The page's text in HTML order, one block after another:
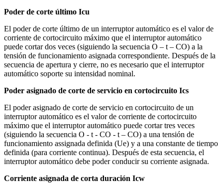
Poder de corte último Icu
El poder de corte último de un interruptor automático es el valor de
corriente de cortocircuito máximo que el interruptor automático
puede cortar dos veces (siguiendo la secuencia O – t – CO) a la
tensión de funcionamiento asignada correspondiente. Después de la
secuencia de apertura y cierre, no es necesario que el interruptor
automático soporte su intensidad nominal.
Poder asignado de corte de servicio en cortocircuito Ics
El poder asignado de corte de servicio en cortocircuito de un
interruptor automático es el valor de corriente de cortocircuito
máximo que el interruptor automático puede cortar tres veces
(siguiendo la secuencia O - t - CO - t – CO) a una tensión de
funcionamiento assignada definida (Ue) y a una constante de tiempo
definida (para corriente continua). Después de esta secuencia, el
interruptor automático debe poder conducir su corriente asignada.
Corriente asignada de corta duración Icw